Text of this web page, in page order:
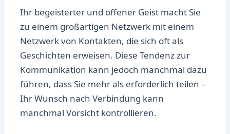
Ihr begeisterter und offener Geist macht Sie
zu einem großartigen Netzwerk mit einem
Netzwerk von Kontakten, die sich oft als
Geschichten erweisen. Diese Tendenz zur
Kommunikation kann jedoch manchmal dazu
führen, dass Sie mehr als erforderlich teilen –
Ihr Wunsch nach Verbindung kann
manchmal Vorsicht kontrollieren.